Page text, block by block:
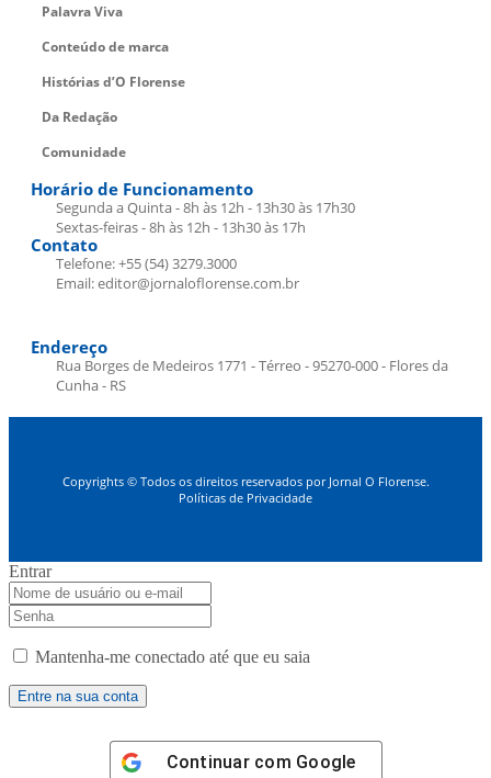
Palavra Viva
Conteúdo de marca
Histórias d’O Florense
Da Redação
Comunidade
Horário de Funcionamento
Segunda a Quinta - 8h às 12h - 13h30 às 17h30
Sextas-feiras - 8h às 12h - 13h30 às 17h
Contato
Telefone: +55 (54) 3279.3000
Email: editor@jornaloflorense.com.br
Endereço
Rua Borges de Medeiros 1771 - Térreo - 95270-000 - Flores da
Cunha - RS
Copyrights © Todos os direitos reservados por Jornal O Florense.
Políticas de Privacidade
Entrar
Mantenha-me conectado até que eu saia
Continuar com Google